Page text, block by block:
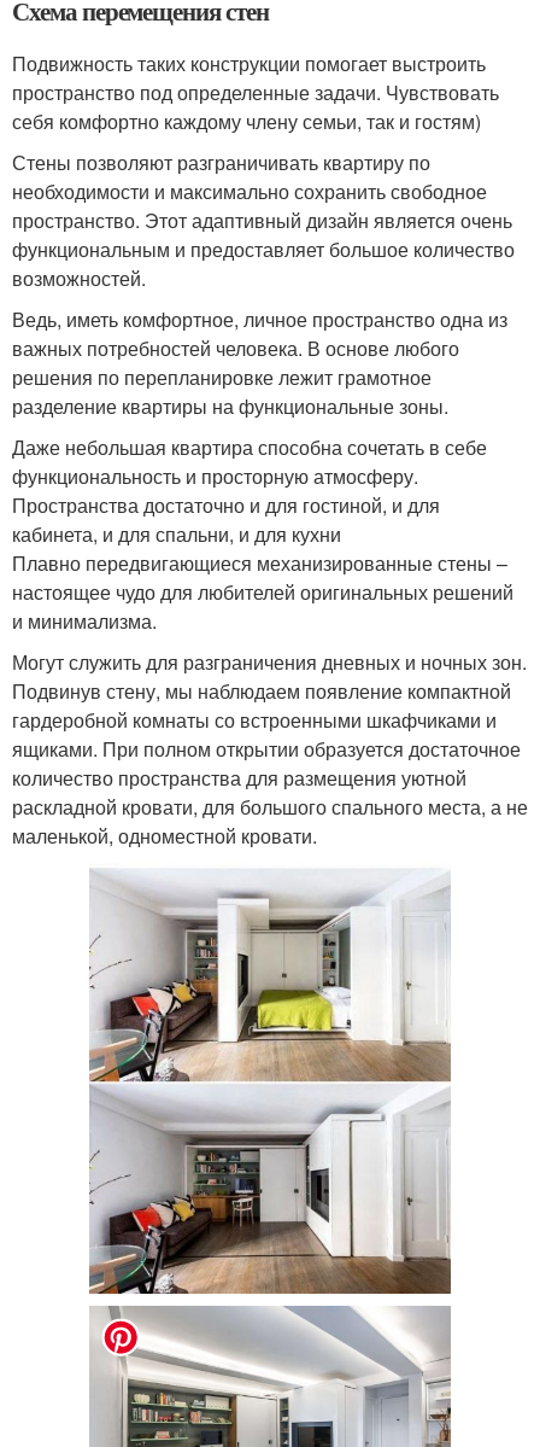
Схема перемещения стен
Подвижность таких конструкции помогает выстроить
пространство под определенные задачи. Чувствовать
себя комфортно каждому члену семьи, так и гостям)
Стены позволяют разграничивать квартиру по
необходимости и максимально сохранить свободное
пространство. Этот адаптивный дизайн является очень
функциональным и предоставляет большое количество
возможностей.
Ведь, иметь комфортное, личное пространство одна из
важных потребностей человека. В основе любого
решения по перепланировке лежит грамотное
разделение квартиры на функциональные зоны.
Даже небольшая квартира способна сочетать в себе
функциональность и просторную атмосферу.
Пространства достаточно и для гостиной, и для
кабинета, и для спальни, и для кухни
Плавно передвигающиеся механизированные стены –
настоящее чудо для любителей оригинальных решений
и минимализма.
Могут служить для разграничения дневных и ночных зон.
Подвинув стену, мы наблюдаем появление компактной
гардеробной комнаты со встроенными шкафчиками и
ящиками. При полном открытии образуется достаточное
количество пространства для размещения уютной
раскладной кровати, для большого спального места, а не
маленькой, одноместной кровати.